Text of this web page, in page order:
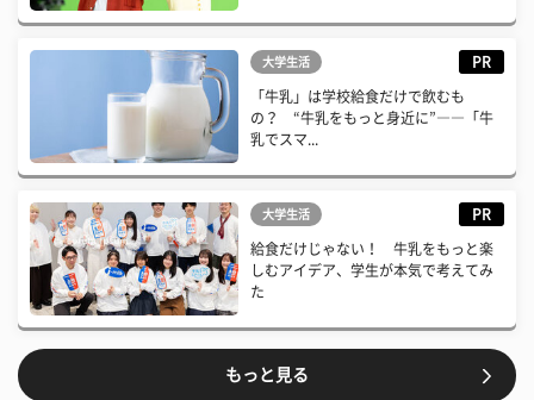
大学生活 PR
「牛乳」は学校給食だけで飲むも
の？ “牛乳をもっと身近に”――「牛
乳でスマ...
大学生活 PR
給食だけじゃない！ 牛乳をもっと楽
しむアイデア、学生が本気で考えてみ
た
もっと見る